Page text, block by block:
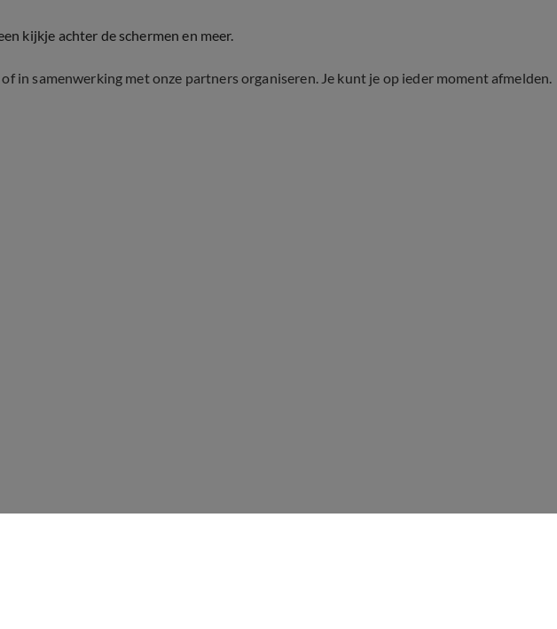
kijkje achter de schermen en meer.
in samenwerking met onze partners organiseren. Je kunt je op ieder moment afmelden.